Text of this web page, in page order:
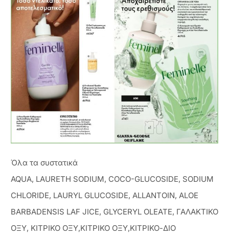
Όλα τα συστατικά
AQUA, LAURETH SODIUM, COCO-GLUCOSIDE, SODIUM
CHLORIDE, LAURYL GLUCOSIDE, ALLANTOIN, ALOE
BARBADENSIS LAF JICE, GLYCERYL OLEATE, ΓΑΛΑΚΤΙΚΟ
ΟΞΥ, ΚΙΤΡΙΚΟ ΟΞΥ,ΚΙΤΡΙΚΟ ΟΞΥ,ΚΙΤΡΙΚΟ-ΔΙΟ